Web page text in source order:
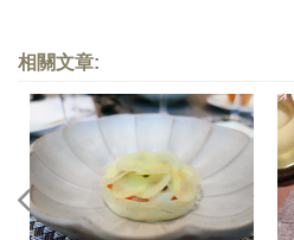
相關文章: